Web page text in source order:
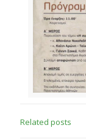
Related posts